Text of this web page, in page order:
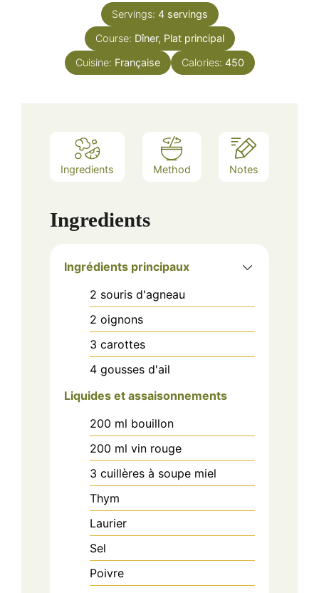
Servings: 4 servings
Course: Dîner, Plat principal
Cuisine: Française Calories: 450
Ingredients Method Notes
Ingredients
Ingrédients principaux
2 souris d'agneau
2 oignons
3 carottes
4 gousses d'ail
Liquides et assaisonnements
200 ml bouillon
200 ml vin rouge
3 cuillères à soupe miel
Thym
Laurier
Sel
Poivre